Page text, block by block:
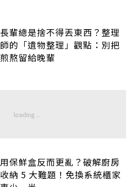
長輩總是捨不得丟東西？整理
師的「遺物整理」觀點：別把
煎熬留給晚輩
用保鮮盒反而更亂？破解廚房
收納 5 大難題！免換系統櫃家